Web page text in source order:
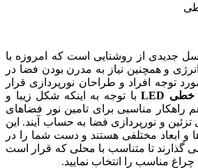
جدیدی از روشنایی است که امروزه با
و همچنین نیاز به مدرن بودن فضا در
توجه افراد و طراحان نورپردازی قرار
خطی LEDبا توجه به اینکه شکل زیبا و
راهکار مناسبی برای تامین نور فضاهای
و نورپردازی فضا به حساب آیند. این
و ابعاد مختلفی هستند و دست شما را در
می گذارند تا متناسب با محلی که قرار است
چراغ مناسب را انتخاب نمایید.